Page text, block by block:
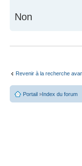
Non
Revenir à la recherche
Portail »Index du forum